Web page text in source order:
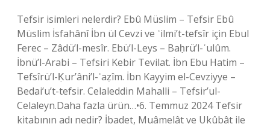
Tefsir isimleri nelerdir? Ebû Müslim – Tefsir Ebû
Müslim İsfahânî İbn ül Cevzi ve ʿilmi’t-tefsîr için Ebul
Ferec – Zâdü’l-mesîr. Ebü’l-Leys – Baḥrü’l-ʿulûm.
İbnü’l-Arabi – Tefsiri Kebir Tevilat. İbn Ebu Hatim –
Tefsîrü’l-Ḳur’âni’l-ʿaẓîm. İbn Kayyim el-Cevziyye –
Bedai’u’t-tefsir. Celaleddin Mahalli – Tefsir’ul-
Celaleyn.Daha fazla ürün…•6. Temmuz 2024 Tefsir
kitabının adı nedir? İbadet, Muâmelât ve Ukûbât ile